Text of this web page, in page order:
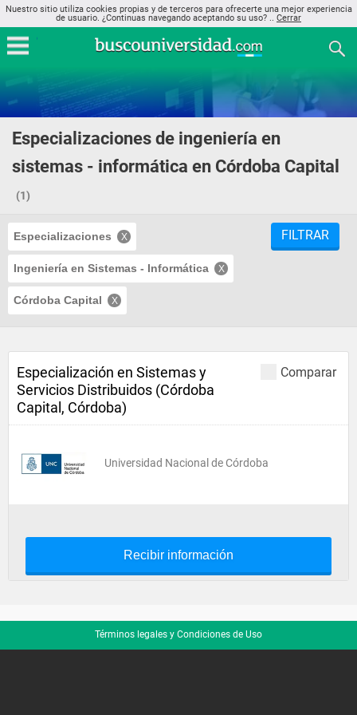
Nuestro sitio utiliza cookies propias y de terceros para ofrecerte una mejor experiencia
de usuario. ¿Continuas navegando aceptando su uso? .. Cerrar
Especializaciones de ingeniería en
sistemas - informática en Córdoba Capital
(1)
Especializaciones
Ingeniería en Sistemas - Informática
Córdoba Capital
FILTRAR
Comparar
Especialización en Sistemas y
Servicios Distribuidos (Córdoba
Capital, Córdoba)
Universidad Nacional de Córdoba
Recibir información
Términos legales y Condiciones de Uso